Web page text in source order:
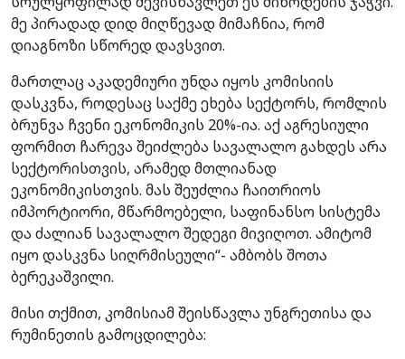
მე პირადად დიდ მიღწევად მიმაჩნია, რომ
დიაგნოზი სწორედ დავსვით.
მართლაც აკადემიური უნდა იყოს კომისიის
დასკვნა, როდესაც საქმე ეხება სექტორს, რომლის
ბრუნვა ჩვენი ეკონომიკის 20%-ია. აქ აგრესიული
ფორმით ჩარევა შეიძლება სავალალო გახდეს არა
სექტორისთვის, არამედ მთლიანად
ეკონომიკისთვის. მას შეუძლია ჩაითრიოს
იმპორტიორი, მწარმოებელი, საფინანსო სისტემა
და ძალიან სავალალო შედეგი მივიღოთ. ამიტომ
იყო დასკვნა სიღრმისეული“- ამბობს შოთა
ბერეკაშვილი.
მისი თქმით, კომისიამ შეისწავლა უნგრეთისა და
რუმინეთის გამოცდილება: